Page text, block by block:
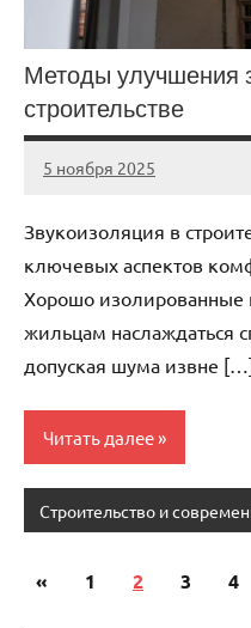
Методы улучшения
строительстве
5 ноября 2025
cement_zavod
Нет
Звукоизоляция в
ключевых аспектов
Хорошо
жильцам наслаждаться
допуская шума извне
Читать далее
Строительство и
« Предыдущие
1 2 3 4